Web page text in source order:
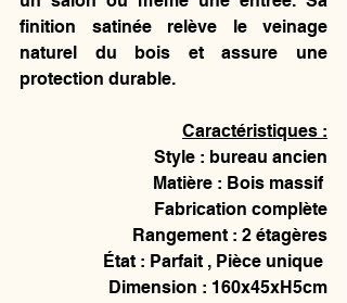
finition satinée relève le veinage
naturel du bois et assure une
protection durable.
Caractéristiques :
Style : bureau ancien
Matière : Bois massif
Fabrication complète
Rangement : 2 étagères
État : Parfait , Pièce unique
Dimension : 160x45xH5cm